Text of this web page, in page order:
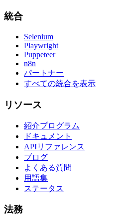
統合
Selenium
Playwright
Puppeteer
n8n
パートナー
すべての統合を表示
リソース
紹介プログラム
ドキュメント
APIリファレンス
ブログ
よくある質問
用語集
ステータス
法務